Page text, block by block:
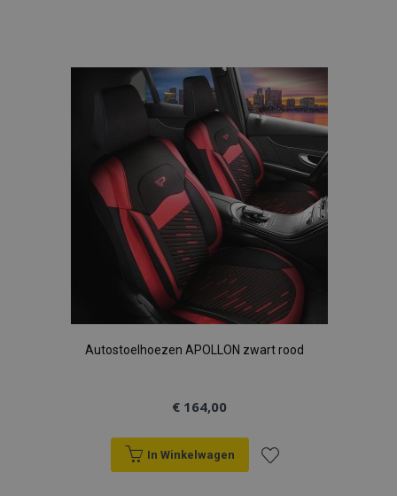
aan
verlanglijst
Autostoelhoezen APOLLON zwart rood
€ 164,00
In Winkelwagen